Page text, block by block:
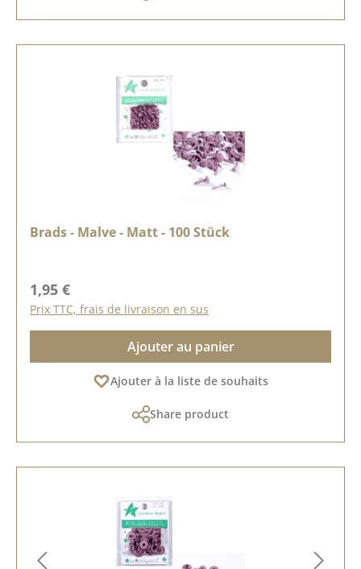
Brads - Malve - Matt - 100 Stück
Prix régulier :
1,95 €
Prix TTC, frais de livraison en sus
Ajouter au panier
Ajouter à la liste de souhaits
Share product